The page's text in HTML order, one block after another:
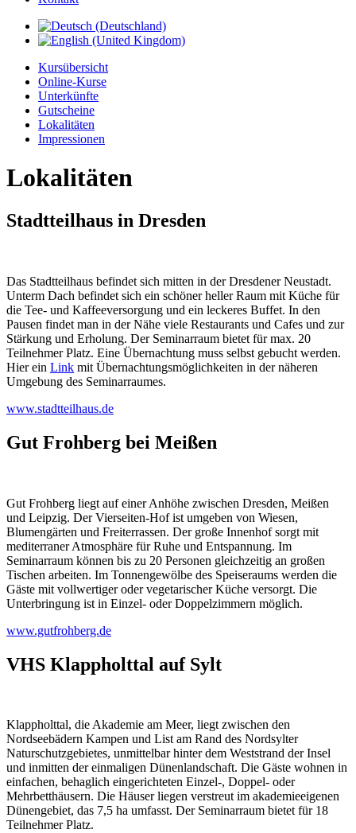
Kursübersicht
Online-Kurse
Unterkünfte
Gutscheine
Lokalitäten
Impressionen
Lokalitäten
Stadtteilhaus in Dresden
Das Stadtteilhaus befindet sich mitten in der Dresdener Neustadt.
Unterm Dach befindet sich ein schöner heller Raum mit Küche für
die Tee- und Kaffeeversorgung und ein leckeres Buffet. In den
Pausen findet man in der Nähe viele Restaurants und Cafes und zur
Stärkung und Erholung. Der Seminarraum bietet für max. 20
Teilnehmer Platz. Eine Übernachtung muss selbst gebucht werden.
Hier ein Link mit Übernachtungsmöglichkeiten in der näheren
Umgebung des Seminarraumes.
www.stadtteilhaus.de
Gut Frohberg bei Meißen
Gut Frohberg liegt auf einer Anhöhe zwischen Dresden, Meißen
und Leipzig. Der Vierseiten-Hof ist umgeben von Wiesen,
Blumengärten und Freiterrassen. Der große Innenhof sorgt mit
mediterraner Atmosphäre für Ruhe und Entspannung. Im
Seminarraum können bis zu 20 Personen gleichzeitig an großen
Tischen arbeiten. Im Tonnengewölbe des Speiseraums werden die
Gäste mit vollwertiger oder vegetarischer Küche versorgt. Die
Unterbringung ist in Einzel- oder Doppelzimmern möglich.
www.gutfrohberg.de
VHS Klappholttal auf Sylt
Klappholttal, die Akademie am Meer, liegt zwischen den
Nordseebädern Kampen und List am Rand des Nordsylter
Naturschutzgebietes, unmittelbar hinter dem Weststrand der Insel
und inmitten der einmaligen Dünenlandschaft. Die Gäste wohnen in
einfachen, behaglich eingerichteten Einzel-, Doppel- oder
Mehrbetthäusern. Die Häuser liegen verstreut im akademieeigenen
Dünengebiet, das 7,5 ha umfasst. Der Seminarraum bietet für 18
Teilnehmer Platz.